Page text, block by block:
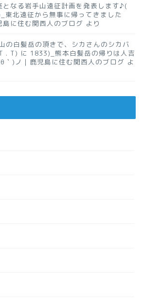
なる岩手山遠征計画を発表します♪(
東北遠征から無事に帰ってきました
島に住む関西人のブログ より
の白髪岳の頂きで、シカさんのシカバ
. T) に 1833)_熊本白髪岳の帰りは人吉
｀)ノ｜鹿児島に住む関西人のブログ よ